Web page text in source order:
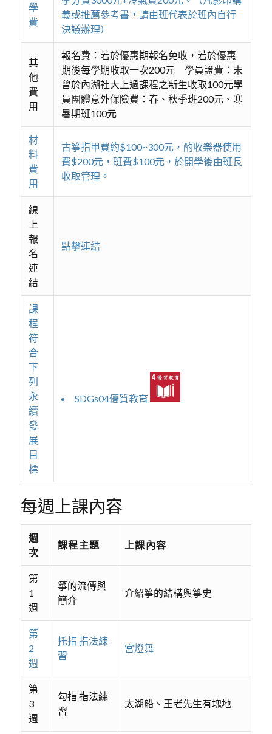
學
費
義或推薦參考書，請由班代表於班內自行
決議辦理）
其
他
費
用
報名費：若於優惠期報名免收，若於優惠
期後每學期收取一次200元 學員證費：未
曾於內湖社大上過課程之新生收取100元學
員團體意外保險費：春、秋季班200元、寒
暑期班100元
材
料
費
用
古箏指甲費約$100~300元，酌收樂器使用
費$200元，班費$100元，於開學後由班長
收取管理。
線
上
報
名
連
結
點擊連結
課
程
符
合
下
列
永
續
發
展
目
標
SDGs04優質教育
每週上課內容
週
次
課程主題 上課內容
第
1
週
箏的流傳與
簡介
介紹箏的結構與箏史
第
2
週
托指 指法練
習
宮燈舞
第
3
週
勾指 指法練
習
太湖船、王老先生有塊地